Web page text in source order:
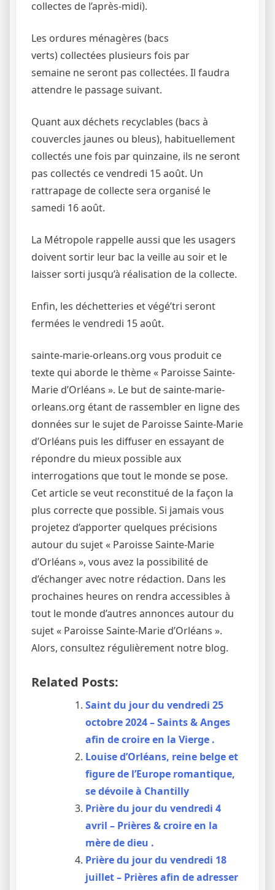
collectes de l’après-midi).
Les ordures ménagères (bacs
verts) collectées plusieurs fois par
semaine ne seront pas collectées. Il faudra
attendre le passage suivant.
Quant aux déchets recyclables (bacs à
couvercles jaunes ou bleus), habituellement
collectés une fois par quinzaine, ils ne seront
pas collectés ce vendredi 15 août. Un
rattrapage de collecte sera organisé le
samedi 16 août.
La Métropole rappelle aussi que les usagers
doivent sortir leur bac la veille au soir et le
laisser sorti jusqu’à réalisation de la collecte.
Enfin, les déchetteries et végé’tri seront
fermées le vendredi 15 août.
sainte-marie-orleans.org vous produit ce
texte qui aborde le thème « Paroisse Sainte-
Marie d’Orléans ». Le but de sainte-marie-
orleans.org étant de rassembler en ligne des
données sur le sujet de Paroisse Sainte-Marie
d’Orléans puis les diffuser en essayant de
répondre du mieux possible aux
interrogations que tout le monde se pose.
Cet article se veut reconstitué de la façon la
plus correcte que possible. Si jamais vous
projetez d’apporter quelques précisions
autour du sujet « Paroisse Sainte-Marie
d’Orléans », vous avez la possibilité de
d’échanger avec notre rédaction. Dans les
prochaines heures on rendra accessibles à
tout le monde d’autres annonces autour du
sujet « Paroisse Sainte-Marie d’Orléans ».
Alors, consultez régulièrement notre blog.
Related Posts:
Saint du jour du vendredi 25
octobre 2024 – Saints & Anges
afin de croire en la Vierge .
Louise d’Orléans, reine belge et
figure de l’Europe romantique,
se dévoile à Chantilly
Prière du jour du vendredi 4
avril – Prières & croire en la
mère de dieu .
Prière du jour du vendredi 18
juillet – Prières afin de adresser